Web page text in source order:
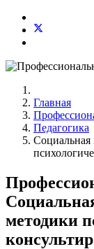
Главная
Педагогика
Социальная
методики